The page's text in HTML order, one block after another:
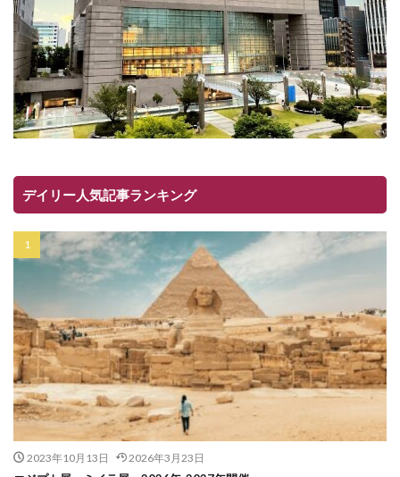
デイリー人気記事ランキング
2023年10月13日 2026年3月23日